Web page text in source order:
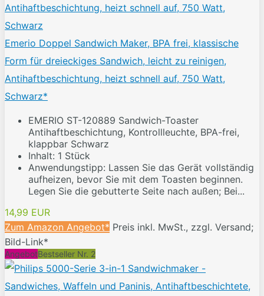
Emerio Doppel Sandwich Maker, BPA frei, klassische
Form für dreieckiges Sandwich, leicht zu reinigen,
Antihaftbeschichtung, heizt schnell auf, 750 Watt,
Schwarz*
EMERIO ST-120889 Sandwich-Toaster
Antihaftbeschichtung, Kontrollleuchte, BPA-frei,
klappbar Schwarz
Inhalt: 1 Stück
Anwendungstipp: Lassen Sie das Gerät vollständig
aufheizen, bevor Sie mit dem Toasten beginnen.
Legen Sie die gebutterte Seite nach außen; Bei...
14,99 EUR
Zum Amazon Angebot* Preis inkl. MwSt., zzgl. Versand;
Bild-Link*
AngebotBestseller Nr. 2